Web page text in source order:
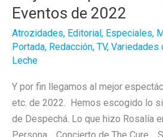
Eventos de 2022
Atrozidades, Editorial, Especiales,
Portada, Redacción, TV, Variedades
Leche
Y por fin llegamos al mejor
etc. de 2022. Hemos escogido lo
de Despechá. Lo que hizo Rosalía